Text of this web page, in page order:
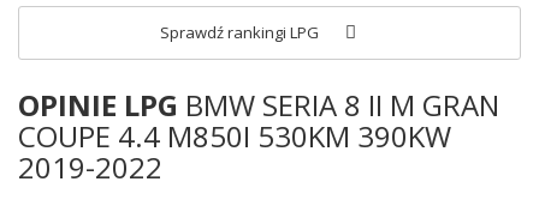
Sprawdź rankingi LPG
OPINIE LPG BMW SERIA 8 II M GRAN
COUPE 4.4 M850I 530KM 390KW
2019-2022